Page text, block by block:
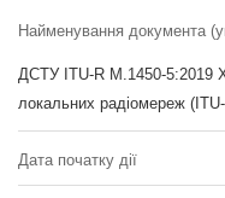
Найменування документа
ДСТУ ITU-R M.1450-5:2019
локальних радіомереж
Дата початку дії